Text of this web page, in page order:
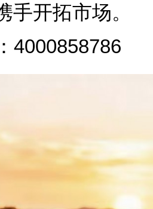
手开拓市场。
4000858786